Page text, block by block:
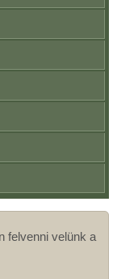
felvenni velünk a